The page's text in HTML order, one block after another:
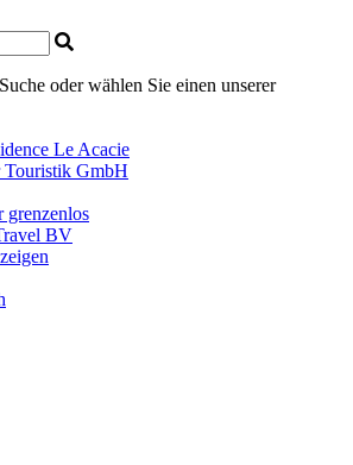
oder wählen Sie einen unserer
Le Acacie
Touristik GmbH
grenzenlos
BV